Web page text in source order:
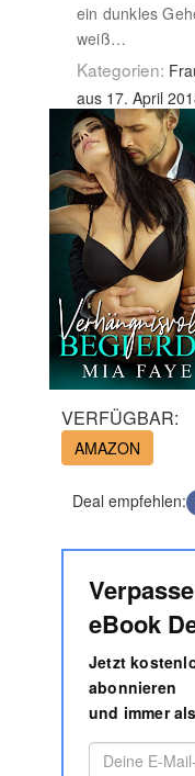
ein dunkles
weiß…
Kategorien:
aus 17. April
VERFÜGBAR:
AMAZON
Deal empfehlen:
eBook
Jetzt
abonnieren
und immer